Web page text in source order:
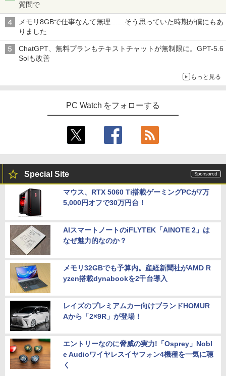
質問で
メモリ8GBで仕事なんて無理……そう思っていた時期が僕にもあ
りました
ChatGPT、無料プランもテキストチャットが無制限に。GPT-5.6
Solも改善
もっと見る
PC Watch をフォローする
Special Site
マウス、RTX 5060 Ti搭載ゲーミングPCが7万
5,000円オフで30万円台！
AIスマートノートのiFLYTEK「AINOTE 2」は
なぜ魅力的なのか？
メモリ32GBでも予算内。産経新聞社がAMD R
yzen搭載dynabookを2千台導入
レイズのプレミアムカー向けブランドHOMUR
Aから「2×9R」が登場！
エントリーなのに脅威の実力!「Osprey」Nobl
e Audioワイヤレスイヤフォン4機種を一気に聴
く